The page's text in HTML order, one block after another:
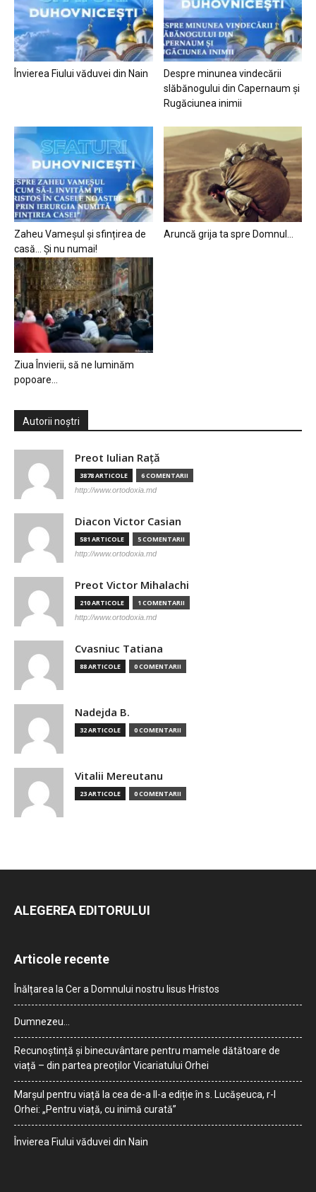
Învierea Fiului văduvei din Nain
Despre minunea vindecării
slăbănogului din Capernaum și
Rugăciunea inimii
Zaheu Vameșul și sfințirea de
casă… Și nu numai!
Aruncă grija ta spre Domnul…
Ziua Învierii, să ne luminăm
popoare…
Autorii noștri
Preot Iulian Raţă
3878 ARTICOLE 6 COMENTARII
http://www.ortodoxia.md
Diacon Victor Casian
581 ARTICOLE 5 COMENTARII
http://www.ortodoxia.md
Preot Victor Mihalachi
210 ARTICOLE 1 COMENTARII
http://www.ortodoxia.md
Cvasniuc Tatiana
88 ARTICOLE 0 COMENTARII
Nadejda B.
32 ARTICOLE 0 COMENTARII
Vitalii Mereutanu
23 ARTICOLE 0 COMENTARII
ALEGEREA EDITORULUI
Articole recente
Înălțarea la Cer a Domnului nostru Iisus Hristos
Dumnezeu…
Recunoștință și binecuvântare pentru mamele dătătoare de
viață – din partea preoților Vicariatului Orhei
Marșul pentru viață la cea de-a II-a ediție în s. Lucășeuca, r-l
Orhei: „Pentru viață, cu inimă curată”
Învierea Fiului văduvei din Nain